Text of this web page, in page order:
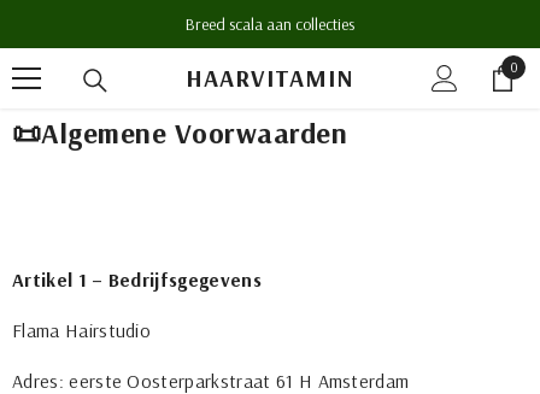
Breed scala aan collecties
HAARVITAMIN 0I18n
📜Algemene Voorwaarden
Artikel 1 – Bedrijfsgegevens
Flama Hairstudio
Adres: eerste Oosterparkstraat 61 H Amsterdam